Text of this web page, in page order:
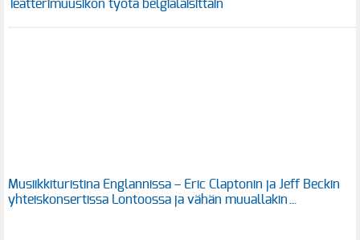
Teatterimuusikon työtä belgialaisittain
Musiikkituristina Englannissa – Eric Claptonin ja Jeff Beckin
yhteiskonsertissa Lontoossa ja vähän muuallakin…